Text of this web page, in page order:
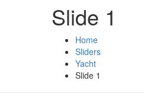
Slide 1
Home
Sliders
Yacht
Slide 1